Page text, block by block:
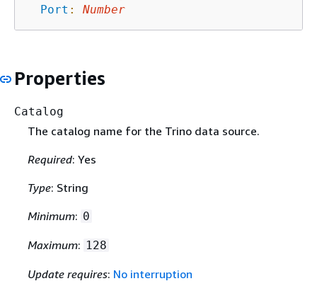
Port : Number
Properties
Catalog
The catalog name for the Trino data source.
Required: Yes
Type: String
Minimum: 0
Maximum: 128
Update requires: No interruption